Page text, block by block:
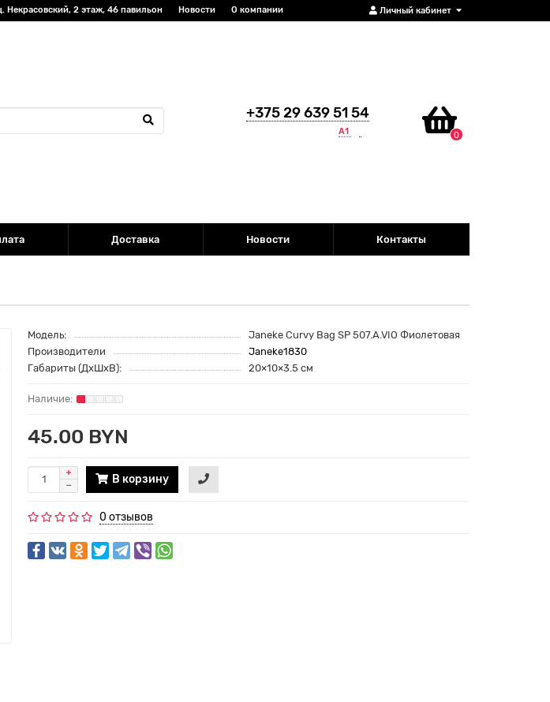
Личный кабинет
Некрасовский, 2 этаж, 46 павильон Новости О компании
+375 29 639 51 54
А1 0
Доставка Новости Контакты
Модель:
Janeke Curvy Bag SP 507.A.VIO Фиолетовая
Производители
Janeke1830
Габариты (ДхШхВ):
20×10×3.5 см
45.00 BYN
В корзину
0 отзывов